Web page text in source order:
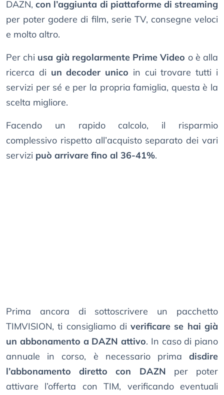
DAZN,con l’aggiunta di piattaforme di streaming
per poter godere di film, serie TV, consegne veloci
e molto altro.
Per chi usa già regolarmente Prime Video o è alla
ricerca di un decoder unico in cui trovare tutti i
servizi per sé e per la propria famiglia, questa è la
scelta migliore.
Facendo un rapido calcolo, il risparmio
complessivo rispetto all’acquisto separato dei vari
servizi può arrivare fino al 36-41%.
Prima ancora di sottoscrivere un pacchetto
TIMVISION, ti consigliamo diverificare se hai già
un abbonamento a DAZN attivo. In caso di piano
annuale in corso, è necessario prima disdire
l’abbonamento diretto con DAZN per poter
attivare l’offerta con TIM, verificando eventuali